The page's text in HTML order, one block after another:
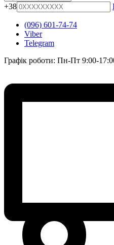
+38
(096) 601-74-74
Viber
Telegram
Графік роботи: Пн-Пт 9:00-